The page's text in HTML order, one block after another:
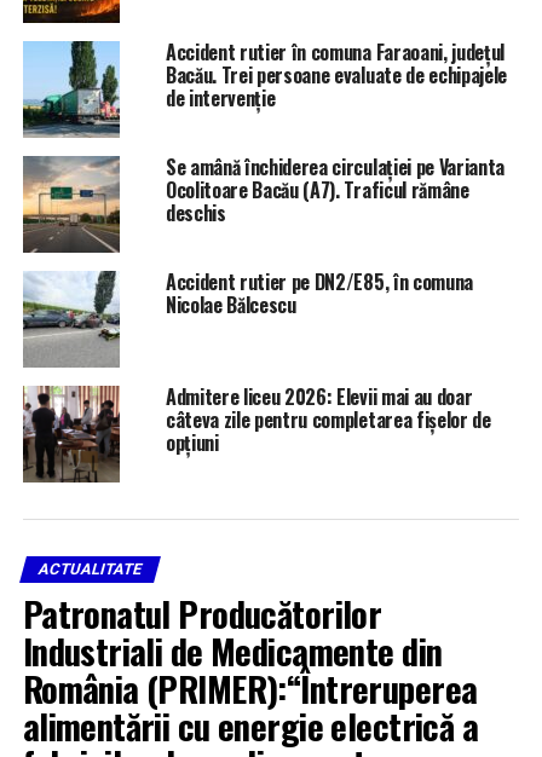
Accident rutier în comuna Faraoani, județul
Bacău. Trei persoane evaluate de echipajele
de intervenție
Se amână închiderea circulației pe Varianta
Ocolitoare Bacău (A7). Traficul rămâne
deschis
Accident rutier pe DN2/E85, în comuna
Nicolae Bălcescu
Admitere liceu 2026: Elevii mai au doar
câteva zile pentru completarea fișelor de
opțiuni
ACTUALITATE
Patronatul Producătorilor
Industriali de Medicamente din
România (PRIMER):“Întreruperea
alimentării cu energie electrică a